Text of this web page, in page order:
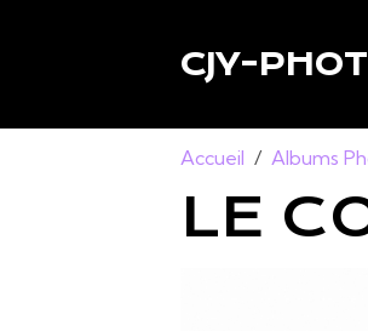
CJY-
Accueil Albums
LE